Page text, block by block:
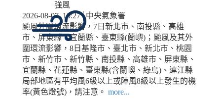
強風
2026-08-07, 10:27│中央氣象署
颱風外圍環流影響，7日新北市、南投縣、高雄
市、屏東縣、宜蘭縣、臺東縣(蘭嶼)；颱風及其外
圍環流影響，8日基隆市、臺北市、新北市、桃園
市、新竹市、新竹縣、南投縣、高雄市、屏東縣、
宜蘭縣、花蓮縣、臺東縣(含蘭嶼、綠島)、連江縣
局部地區有平均風6級以上或陣風8級以上發生的機
率(黃色燈號)，請注意。 more...